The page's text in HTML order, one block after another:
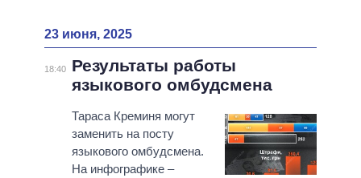
23 июня, 2025
18:40
Результаты работы
языкового омбудсмена
Тараса Креминя могут
заменить на посту
языкового омбудсмена.
На инфографике –